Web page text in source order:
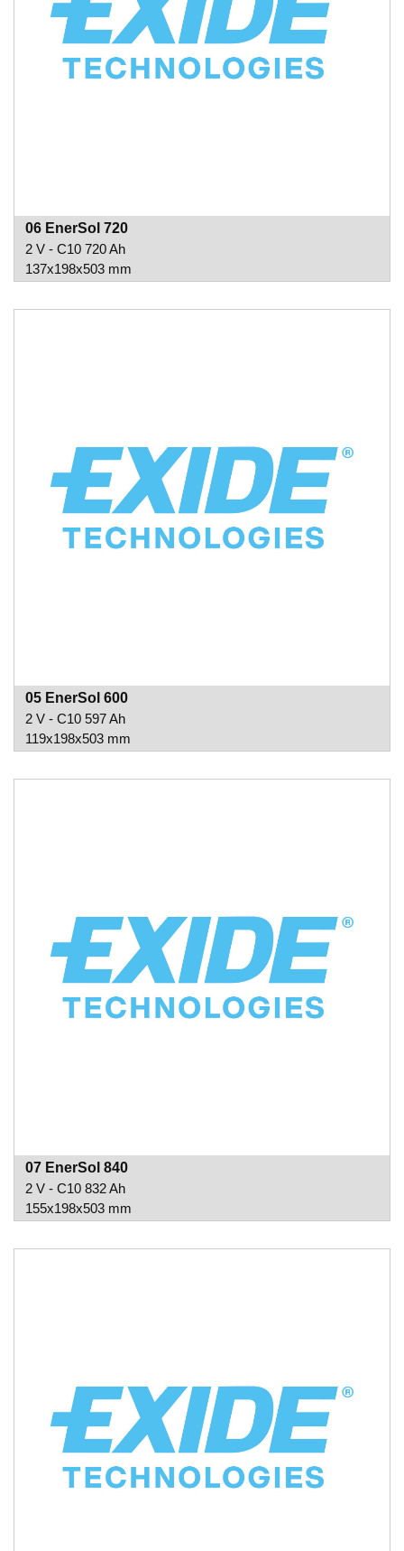
06 EnerSol 720
2 V - C10 720 Ah
137x198x503 mm
05 EnerSol 600
2 V - C10 597 Ah
119x198x503 mm
07 EnerSol 840
2 V - C10 832 Ah
155x198x503 mm